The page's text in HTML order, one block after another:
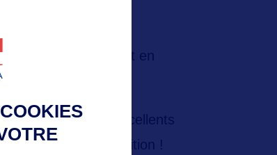
au bus (gratuit en
bars et excellents
trolleys mis à disposition !